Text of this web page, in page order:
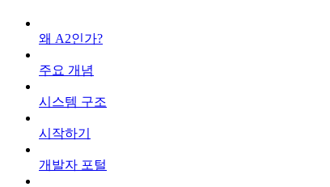
왜 A2인가?
주요 개념
시스템 구조
시작하기
개발자 포털